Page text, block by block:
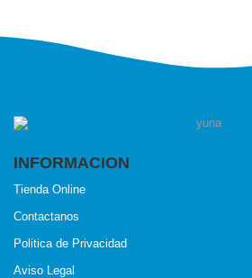
INFORMACION
Tienda Online
Contactanos
Politica de Privacidad
Aviso Legal